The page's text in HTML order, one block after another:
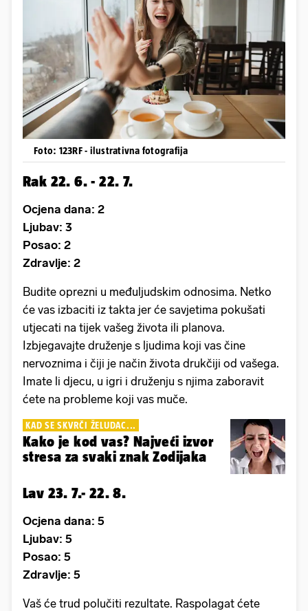
Foto: 123RF - ilustrativna fotografija
Rak 22. 6. - 22. 7.
Ocjena dana: 2
Ljubav: 3
Posao: 2
Zdravlje: 2
Budite oprezni u međuljudskim odnosima. Netko
će vas izbaciti iz takta jer će savjetima pokušati
utjecati na tijek vašeg života ili planova.
Izbjegavajte druženje s ljudima koji vas čine
nervoznima i čiji je način života drukčiji od vašega.
Imate li djecu, u igri i druženju s njima zaboravit
ćete na probleme koji vas muče.
KAD SE SKVRČI ŽELUDAC...
Kako je kod vas? Najveći izvor
stresa za svaki znak Zodijaka
Lav 23. 7.- 22. 8.
Ocjena dana: 5
Ljubav: 5
Posao: 5
Zdravlje: 5
Vaš će trud polučiti rezultate. Raspolagat ćete